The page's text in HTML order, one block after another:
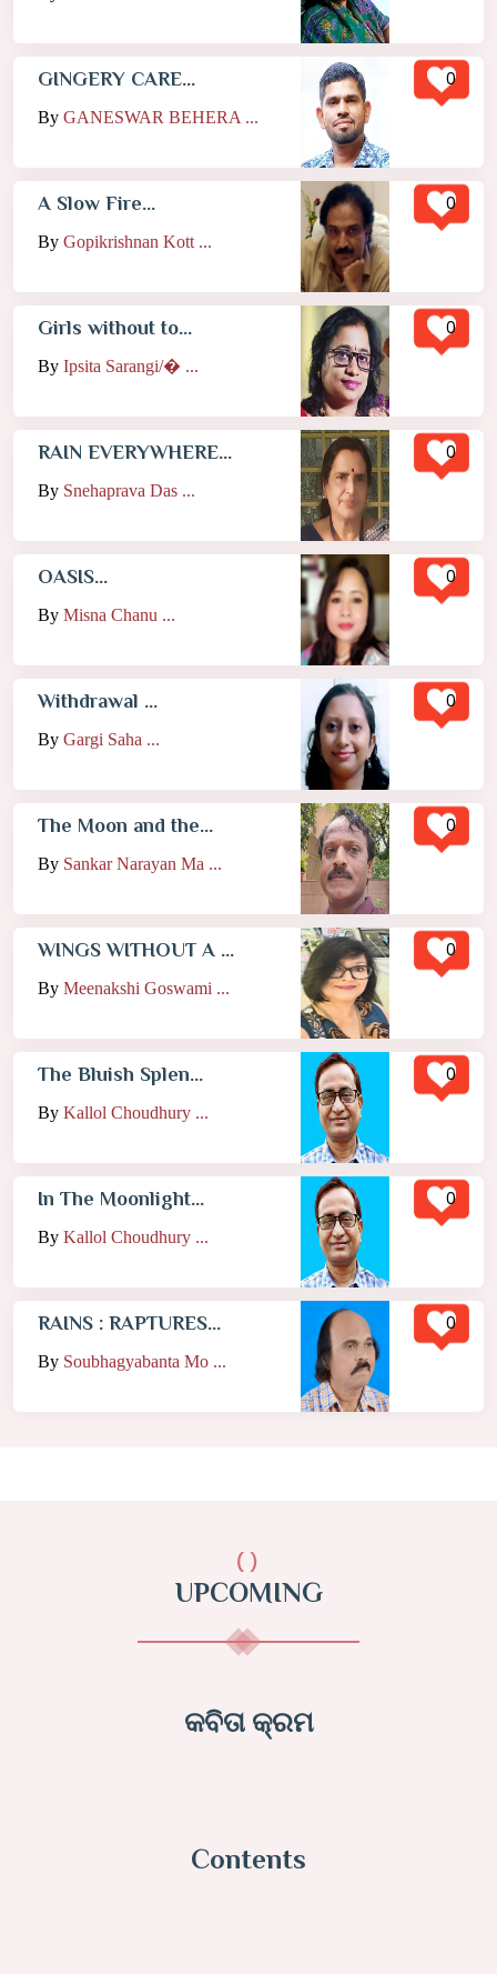
GINGERY CARE...
By GANESWAR BEHERA ...
0
A Slow Fire...
By Gopikrishnan Kott ...
0
Girls without to...
By Ipsita Sarangi/� ...
0
RAIN EVERYWHERE...
By Snehaprava Das ...
0
OASIS...
By Misna Chanu ...
0
Withdrawal ...
By Gargi Saha ...
0
The Moon and the...
By Sankar Narayan Ma ...
0
WINGS WITHOUT A ...
By Meenakshi Goswami ...
0
The Bluish Splen...
By Kallol Choudhury ...
0
In The Moonlight...
By Kallol Choudhury ...
0
RAINS : RAPTURES...
By Soubhagyabanta Mo ...
0
()
UPCOMING
କବିତା କ୍ରମ
Contents